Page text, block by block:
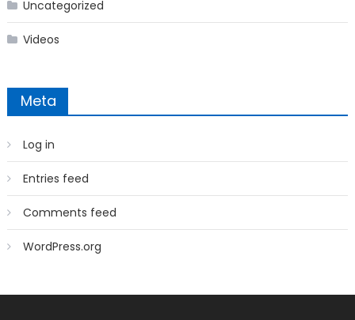
Uncategorized
Videos
Meta
Log in
Entries feed
Comments feed
WordPress.org